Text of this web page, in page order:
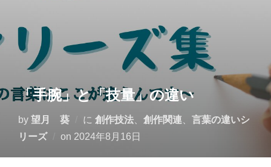
キ
「手腕」と「技量」の違い
by 望月 葵 に 創作技法 創作関連
言葉の違いシ
リーズ
on 投
2024年8月16日